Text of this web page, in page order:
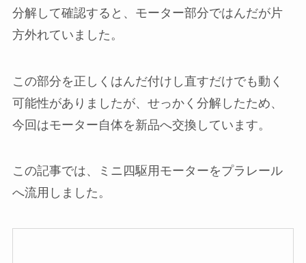
分解して確認すると、モーター部分ではんだが片
方外れていました。
この部分を正しくはんだ付けし直すだけでも動く
可能性がありましたが、せっかく分解したため、
今回はモーター自体を新品へ交換しています。
この記事では、ミニ四駆用モーターをプラレール
へ流用しました。